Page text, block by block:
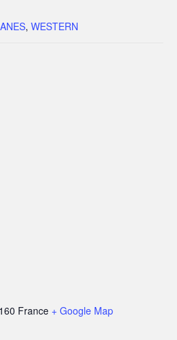
, WESTERN
France + Google Map